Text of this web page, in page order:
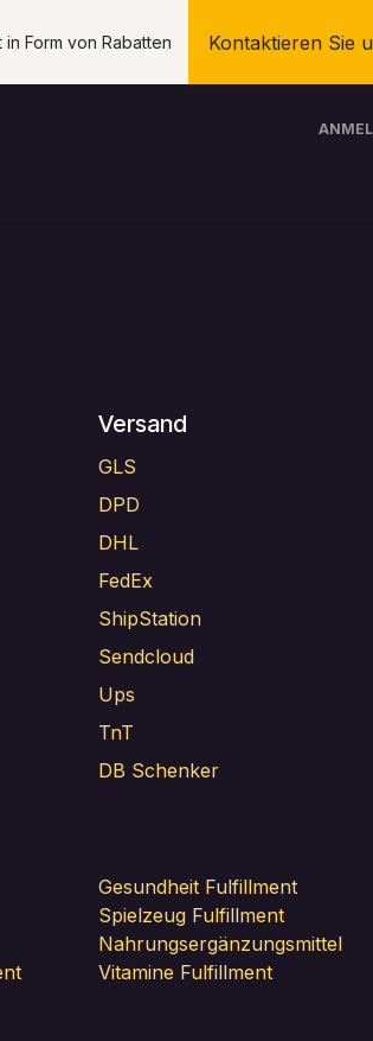
Form von Rabatten
Kontaktieren Sie
Gesundheit Fulfillment
Spielzeug Fulfillment
Nahrungsergänzungsmittel
Vitamine Fulfillment
Versand
GLS
DPD
DHL
FedEx
ShipStation
Sendcloud
Ups
TnT
DB Schenker